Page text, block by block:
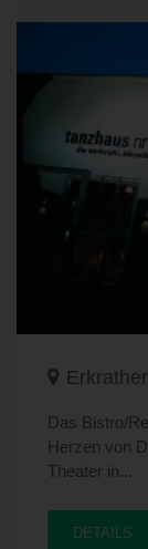
Das Bistro/
Herzen von
Theater in...
DETAILS